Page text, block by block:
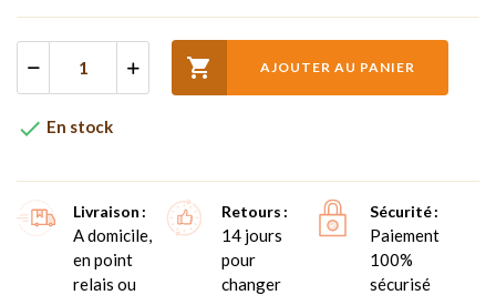
 AJOUTER AU PANIER
 En stock
Livraison
A domicile,
en point
relais ou
Retours
14 jours
pour
changer
Sécurité
Paiement
100%
sécurisé